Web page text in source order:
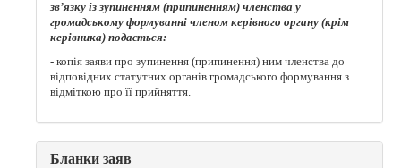
зв’язку із зупиненням (припиненням) членства у
громадському формуванні членом керівного органу (крім
керівника) подається:
- копія заяви про зупинення (припинення) ним членства до
відповідних статутних органів громадського формування з
відміткою про її прийняття.
Бланки заяв